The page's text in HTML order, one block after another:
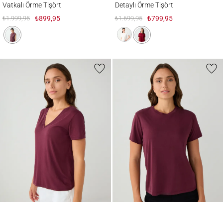
Vatkalı Örme Tişört
₺1.999,95 ₺899,95
Detaylı Örme Tişört
₺1.699,95 ₺799,95